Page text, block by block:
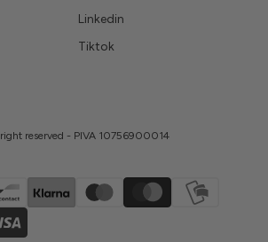
Linkedin
Tiktok
reserved - PIVA 10756900014